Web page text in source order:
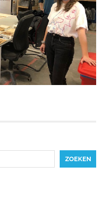
ZOEKEN